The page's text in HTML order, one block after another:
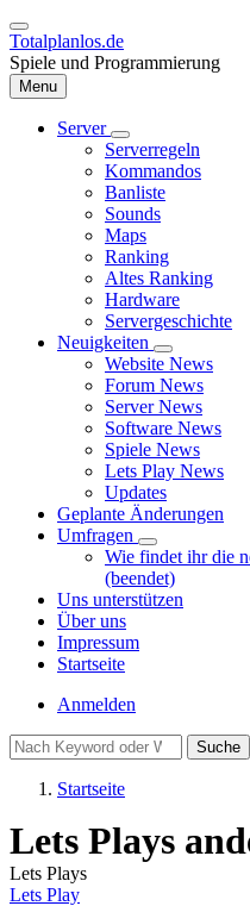
Direkt
zum
Inhalt
Totalplanlos.de
Spiele und Programmierung
Menu
Hauptnavigation
Server
Unternavigation
von
Server
Serverregeln
Kommandos
Banliste
Sounds
Maps
Ranking
Altes Ranking
Hardware
Servergeschichte
Neuigkeiten
von
Neuigkeiten
Website News
Forum News
Server News
Software News
Spiele News
Lets Play News
Updates
Geplante Änderungen
Umfragen
von
Umfragen
Wie findet ihr die
(beendet)
Uns unterstützen
Über uns
Impressum
Startseite
Benutzermenü
Anmelden
Suche
Startseite
Lets Plays
Lets Plays
Lets Play